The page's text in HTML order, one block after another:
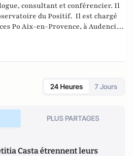
consultant et conférencier. Il
du Positif. Il est chargé
Po Aix-en-Provence, à Audencia
et à l’Institut supérieur de
(ISFJ, Paris).
24 Heures 7 Jours
PLUS PARTAGES
Casta étrennent leurs